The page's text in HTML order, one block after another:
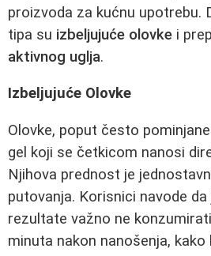
proizvoda za kućnu upotrebu.
tipa su izbeljujuće olovke i
aktivnog uglja.
Izbeljujuće Olovke
Olovke, poput često pominjane
gel koji se četkicom nanosi
Njihova prednost je
putovanja. Korisnici navode
rezultate važno ne
minuta nakon nanošenja,